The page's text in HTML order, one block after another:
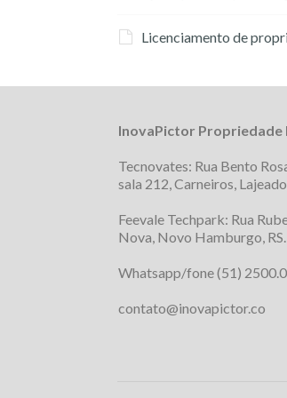
Licenciamento de
InovaPictor Propriedade
Tecnovates: Rua Bento
sala 212, Carneiros,
Feevale Techpark: Rua
Nova, Novo Hamburgo,
Whatsapp/fone (51)
contato@inovapictor.co